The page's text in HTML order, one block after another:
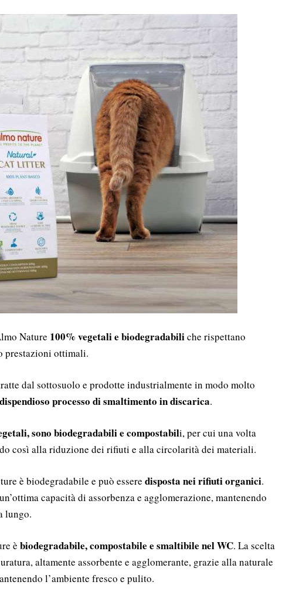
Nature 100% vegetali e biodegradabiliche rispettano
prestazioni ottimali.
dal sottosuolo e prodotte industrialmente in modo molto
dispendioso processo di smaltimento in discarica.
sono biodegradabili e compostabili, per cui una volta
così alla riduzione dei rifiuti e alla circolarità dei materiali.
è biodegradabile e può essere disposta nei rifiuti organici.
capacità di assorbenza e agglomerazione, mantenendo
lungo.
è biodegradabile, compostabile e smaltibile nel WC. La scelta
altamente assorbente e agglomerante, grazie alla naturale
l’ambiente fresco e pulito.